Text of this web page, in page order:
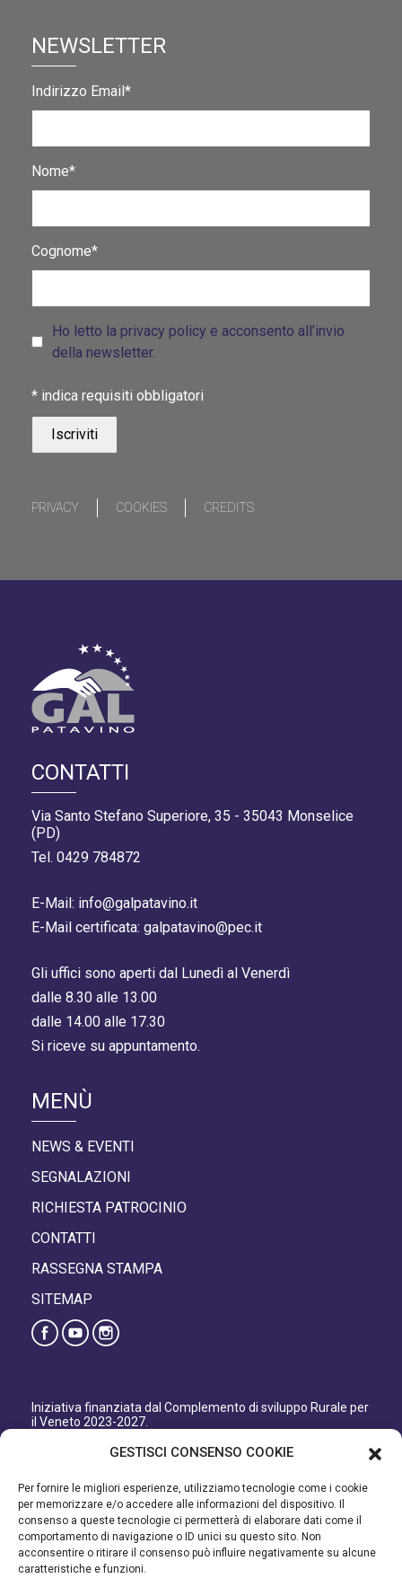
GESTISCI CONSENSO COOKIE
Per fornire le migliori esperienze, utilizziamo tecnologie come i cookie
per memorizzare e/o accedere alle informazioni del dispositivo. Il
consenso a queste tecnologie ci permetterà di elaborare dati come il
comportamento di navigazione o ID unici su questo sito. Non
acconsentire o ritirare il consenso può influire negativamente su alcune
caratteristiche e funzioni.
CONTATTI
Via Santo Stefano Superiore, 35 - 35043 Monselice
(PD)
Tel. 0429 784872
E-Mail: info@galpatavino.it
E-Mail certificata: galpatavino@pec.it
Gli uffici sono aperti dal Lunedì al Venerdì
dalle 8.30 alle 13.00
dalle 14.00 alle 17.30
Si riceve su appuntamento.
MENÙ
NEWS & EVENTI
SEGNALAZIONI
RICHIESTA PATROCINIO
CONTATTI
RASSEGNA STAMPA
SITEMAP
Iniziativa finanziata dal Complemento di sviluppo Rurale per
il Veneto 2023-2027.
Direzione AdG FEASR Bonifica e Irrigazione.
Iniziativa finanziata dal Programma di Sviluppo Rurale per il
Veneto 2014-2022.
Organismo responsabile dell’informazione: GAL Patavino.
NEWSLETTER
Indirizzo Email*
Nome*
Cognome*
Ho letto la privacy policy e acconsento all’invio
della newsletter.
* indica requisiti obbligatori
PRIVACY COOKIES CREDITS